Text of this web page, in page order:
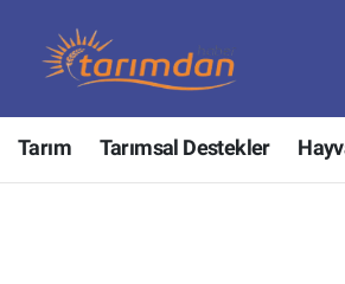
Tarım Tarımsal Destekler
Tarım
Hayvancılık
Nöbetçi Eczaneler
Hava Durumu